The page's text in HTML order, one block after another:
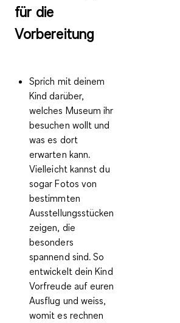
für die
Vorbereitung
Sprich mit deinem
Kind darüber,
welches Museum ihr
besuchen wollt und
was es dort
erwarten kann.
Vielleicht kannst du
sogar Fotos von
bestimmten
Ausstellungsstücken
zeigen, die
besonders
spannend sind. So
entwickelt dein Kind
Vorfreude auf euren
Ausflug und weiss,
womit es rechnen